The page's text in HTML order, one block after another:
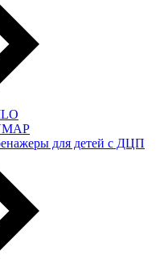
для детей с ДЦП